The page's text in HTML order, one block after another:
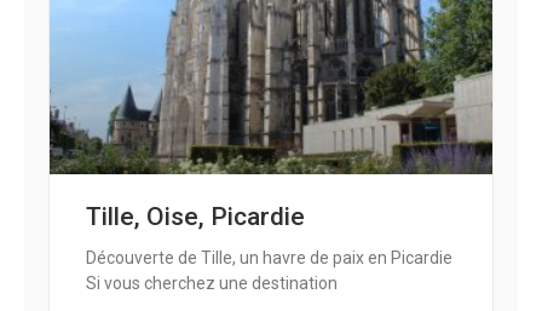
Tille, Oise, Picardie
Découverte de Tille, un havre de paix en Picardie
Si vous cherchez une destination